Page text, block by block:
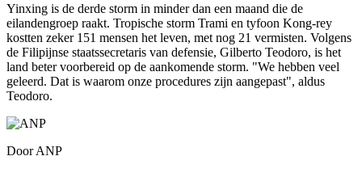
Yinxing is de derde storm in minder dan een maand die de
eilandengroep raakt. Tropische storm Trami en tyfoon Kong-rey
kostten zeker 151 mensen het leven, met nog 21 vermisten. Volgens
de Filipijnse staatssecretaris van defensie, Gilberto Teodoro, is het
land beter voorbereid op de aankomende storm. "We hebben veel
geleerd. Dat is waarom onze procedures zijn aangepast", aldus
Teodoro.
DoorANP